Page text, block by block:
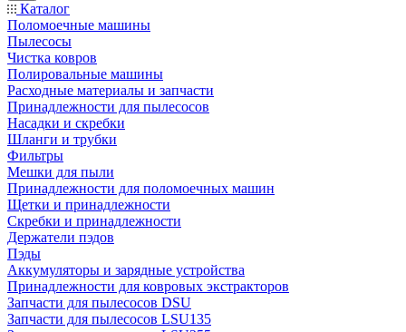
Каталог
Поломоечные машины
Пылесосы
Чистка ковров
Полировальные машины
Расходные материалы и запчасти
Принадлежности для пылесосов
Насадки и скребки
Шланги и трубки
Фильтры
Мешки для пыли
Принадлежности для поломоечных машин
Щетки и принадлежности
Скребки и принадлежности
Держатели пэдов
Пэды
Аккумуляторы и зарядные устройства
Принадлежности для ковровых экстракторов
Запчасти для пылесосов DSU
Запчасти для пылесосов LSU135